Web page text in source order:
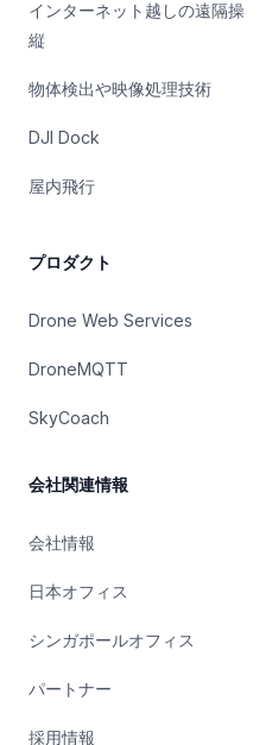
インターネット越しの遠隔操
縦
物体検出や映像処理技術
DJI Dock
屋内飛行
プロダクト
Drone Web Services
DroneMQTT
SkyCoach
会社関連情報
会社情報
日本オフィス
シンガポールオフィス
パートナー
採用情報